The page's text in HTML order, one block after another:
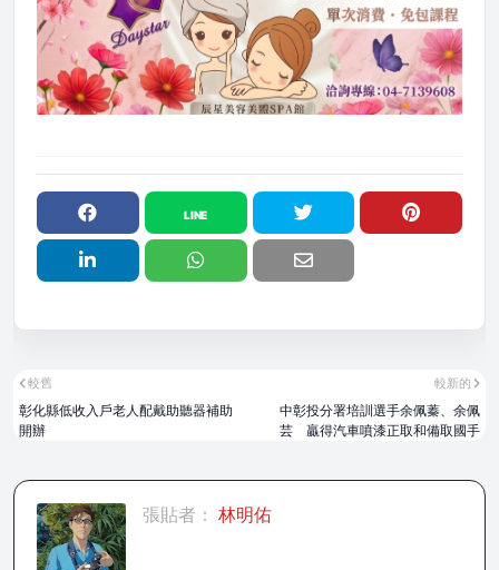
較新的
中彰投分署培訓選手余佩蓁、余佩
芸 贏得汽車噴漆正取和備取國手
較舊
彰化縣低收入戶老人配戴助聽器補助
開辦
張貼者： 林明佑